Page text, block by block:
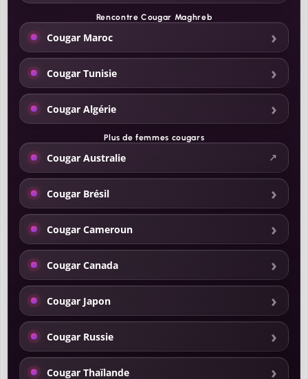
Rencontre Cougar Maghreb
Cougar Maroc
Cougar Tunisie
Cougar Algérie
Plus defemmes cougars
Cougar Australie
Cougar Brésil
Cougar Cameroun
Cougar Canada
Cougar Japon
Cougar Russie
Cougar Thaïlande